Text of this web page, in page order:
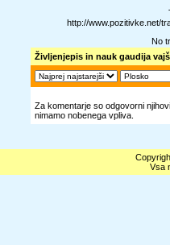
http://www.pozitivke.net/
No
Življenjepis in nauk gaudija
Za komentarje so odgovorni
nimamo nobenega vpliva.
Vsa